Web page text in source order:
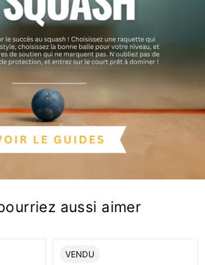
aussi aimer
ÉTIQUETTE
VENDU